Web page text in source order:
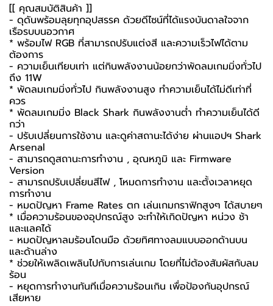
[[ คุณสมบัติสินค้า ]]
- ดุดันพร้อมลุยทุกอุปสรรค ด้วยดีไซน์ที่ได้แรงบันดาลใจจาก
เรือรบบนอวกาศ
* พร้อมไฟ RGB ที่สามารถปรับแต่งสี และความเร็วไฟได้ตาม
ต้องการ
- ความเย็นเทียบเท่า แต่กินพลังงานน้อยกว่าพัดลมเกมมิ่งทั่วไป
ถึง 11W
* พัดลมเกมมิ่งทั่วไป กินพลังงานสูง ทำความเย็นได้ไม่ดีเท่าที่
ควร
* พัดลมเกมมิ่ง Black Shark กินพลังงานต่ำ ทำความเย็นได้ดี
กว่า
- ปรับเปลี่ยนการใช้งาน และดูค่าสถานะได้ง่าย ผ่านแอปฯ Shark
Arsenal
- สามารถดูสถานะการทำงาน , อุณหภูมิ และ Firmware
Version
- สามารถปรับเปลี่ยนสีไฟ , โหมดการทำงาน และตั้งเวลาหยุด
การทำงาน
- หมดปัญหา Frame Rates ตก เล่นเกมกราฟิกสูงๆ ได้สบายๆ
* เมื่อความร้อนของอุปกรณ์สูง จะทำให้เกิดปัญหา หน่วง ช้า
และแลคได้
- หมดปัญหาลมร้อนโดนมือ ด้วยทิศทางลมแบบออกด้านบน
และด้านล่าง
* ช่วยให้เพลิดเพลินไปกับการเล่นเกม โดยที่ไม่ต้องสัมผัสกับลม
ร้อน
- หยุดการทำงานทันทีเมื่อความร้อนเกิน เพื่อป้องกันอุปกรณ์
เสียหาย